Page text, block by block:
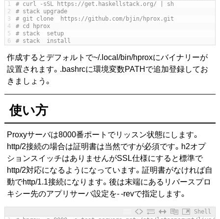
1
2
3
4
5
6
# curl -sSL https://get.haskellstack.org/ | sh
# stack upgrade
# git clone  https://github.com/bjin/hprox.git
# cd hprox
# stack  setup
# stack  install
作成するとデフォルトで~/.local/bin/hproxにバイナリーが
設置されます。.bashrcに環境変数PATHで追加登録してお
きましょう。
使い方
Proxyサーバは8000番ポートでリッスン状態にします。
http/2接続の場合は証明書は当然ですが必須です。h2オプ
ションスイッチはありませんがSSL仕様にすると標準で
http/2対応になるようになっています。証明書がなければ自
動でhttp/1.1接続になります。後は末端にあるリバースプロ
キシー先のアプリサーバ設定を- -revで指定します。
Shell